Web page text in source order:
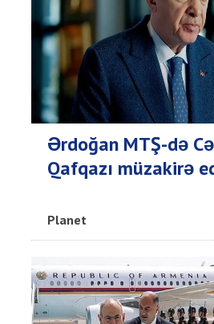
Ərdoğan MTŞ-də
Qafqazı müzakirə
Planet